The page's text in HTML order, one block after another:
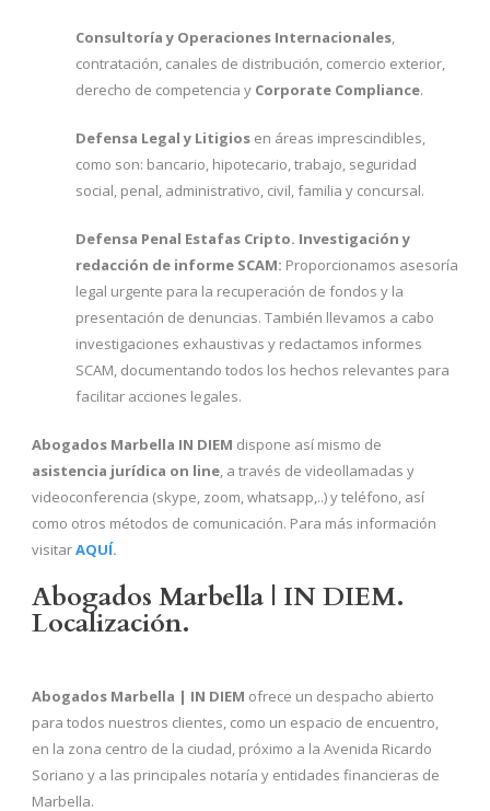
Consultoría y Operaciones Internacionales,
contratación, canales de distribución, comercio exterior,
derecho de competencia y Corporate Compliance.
Defensa Legal y Litigios en áreas imprescindibles,
como son: bancario, hipotecario, trabajo, seguridad
social, penal, administrativo, civil, familia y concursal.
Defensa Penal Estafas Cripto. Investigacióny
redacción de informe SCAM: Proporcionamos asesoría
legal urgente para la recuperación de fondos y la
presentación de denuncias. También llevamos a cabo
investigaciones exhaustivas y redactamos informes
SCAM, documentando todos los hechos relevantes para
facilitar acciones legales.
Abogados Marbella IN DIEM dispone así mismo de
asistencia jurídica on line, a través de videollamadas y
videoconferencia (skype, zoom, whatsapp,..) y teléfono, así
como otros métodos de comunicación. Para más información
visitarAQUÍ.
Abogados Marbella | IN DIEM.
Localización.
Abogados Marbella | IN DIEM ofrece un despacho abierto
para todos nuestros clientes, como un espacio de encuentro,
en la zona centro de la ciudad, próximo a la Avenida Ricardo
Soriano y a las principales notaría y entidades financieras de
Marbella.